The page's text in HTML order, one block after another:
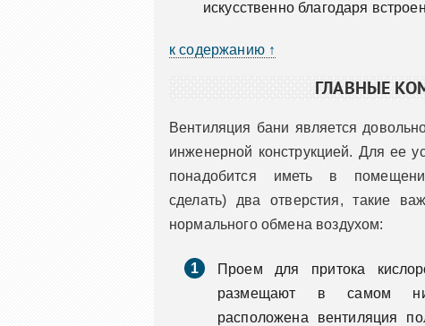
искусственно благодаря
к содержанию ↑
ГЛАВНЫЕ
Вентиляция бани является
инженерной конструкцией. Для ее
понадобится иметь в
сделать) два отверстия, такие
нормального обмена воздухом:
Проем для притока
размещают в самом
расположена вентиляция